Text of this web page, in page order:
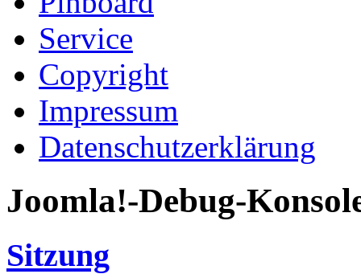
Service
Copyright
Impressum
Datenschutzerklärung
Joomla!-Debug-
Sitzung